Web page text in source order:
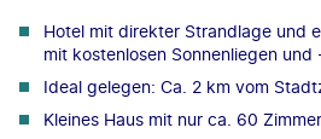
Hotel mit direkter Strandlage und
mit kostenlosen Sonnenliegen und
Ideal gelegen: Ca. 2 km vom
Kleines Haus mit nur ca. 60